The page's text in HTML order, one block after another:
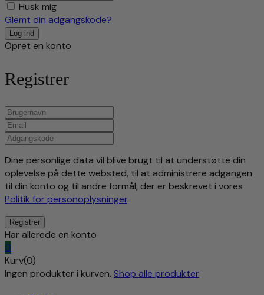
Husk mig
Glemt din adgangskode?
Opret en konto
Registrer
Dine personlige data vil blive brugt til at understøtte din
oplevelse på dette websted, til at administrere adgangen
til din konto og til andre formål, der er beskrevet i vores
Politik for personoplysninger.
Har allerede en konto
0
Kurv(0)
Ingen produkter i kurven. Shop alle produkter